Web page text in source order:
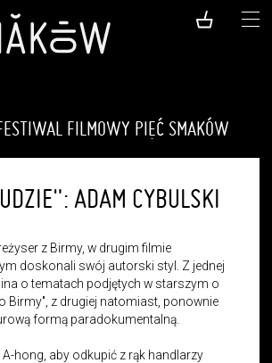
FILMOWY PIĘĆ SMAKÓW
ADAM CYBULSKI
z Birmy, w drugim filmie
doskonali swój autorski styl. Z jednej
o tematach podjętych w starszym o
Birmy", z drugiej natomiast, ponownie
formą paradokumentalną.
A-hong, aby odkupić z rąk handlarzy